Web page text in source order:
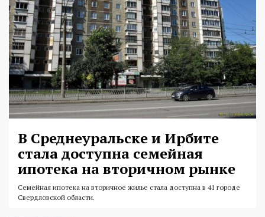
В Среднеуральске и Ирбите
стала доступна семейная
ипотека на вторичном рынке
Семейная ипотека на вторичное жилье стала доступна в 41 городе
Свердловской области.